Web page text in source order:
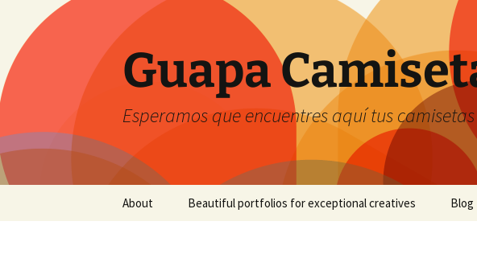
Guapa
Esperamos que encuentres aquí tus
About Beautiful portfolios for exceptional creatives Blog